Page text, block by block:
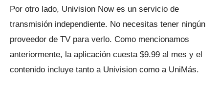
Por otro lado, Univision Now es un servicio de
transmisión independiente. No necesitas tener ningún
proveedor de TV para verlo. Como mencionamos
anteriormente, la aplicación cuesta $9.99 al mes y el
contenido incluye tanto a Univision como a UniMás.